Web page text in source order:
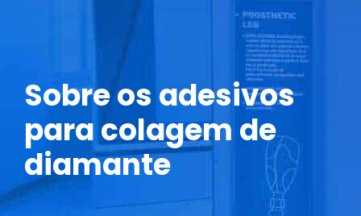
Sobre os adesivos
para colagem de
diamante